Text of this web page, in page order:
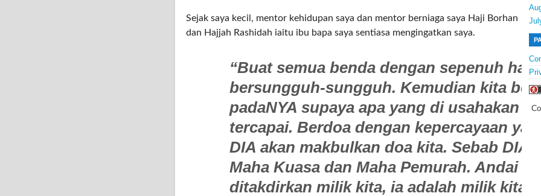
Sejak saya kecil, mentor kehidupan saya dan mentor berniaga saya Haji Borhan
dan Hajjah Rashidah iaitu ibu bapa saya sentiasa mengingatkan saya.
“Buat semua benda dengan sepenuh hati
bersungguh-sungguh. Kemudian kita
padaNYA supaya apa yang di usahakan
tercapai. Berdoa dengan kepercayaan
DIA akan makbulkan doa kita. Sebab DIA
Maha Kuasa dan Maha Pemurah. Andai
ditakdirkan milik kita, ia adalah milik kita